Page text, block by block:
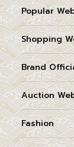
Popular
Shopping
Brand
Auction
Fashion